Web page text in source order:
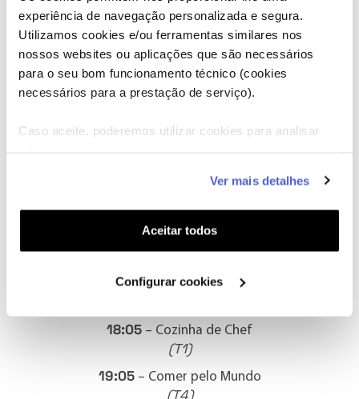
experiência de navegação personalizada e segura.
Utilizamos cookies e/ou ferramentas similares nos
nossos websites ou aplicações que são necessários
para o seu bom funcionamento técnico (cookies
necessários para a prestação de serviço).
Caso aceite, poderemos utilizar cookies para analisar
funcionalidades (cookies de personalização e
funcionalidade) e adaptar anúncios aos seus interesses
(cookies de publicidade personalizada). Pode gerir a
Ver mais detalhes
Aceitar todos
Configurar cookies
ANIMAIS DE ESTIMAÇÃO
14:05– O Cão Ideal
(T2 e T3)
14:30
– Cães com Tarefas Extraordinárias
CULINÁRIA
– Lista de Desejos Gastronómicos T1
(A partir de 11 de julho, T2)
16:35– Fire Masters
18:05 – Cozinha de Chef
(T1)
19:05– Comer pelo Mundo
(T4)